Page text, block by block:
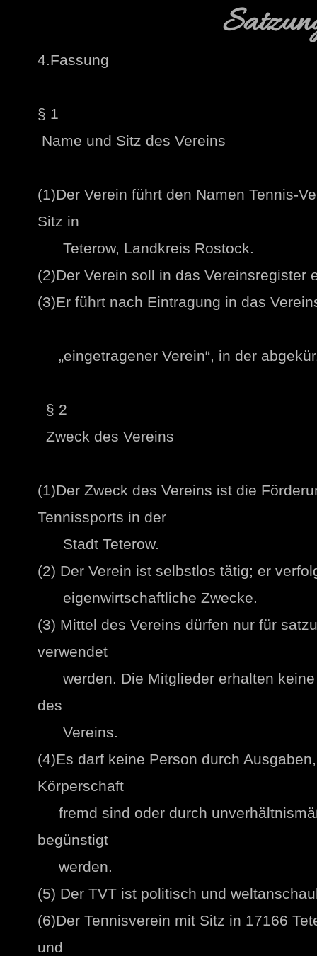
4.Fassung
§ 1
Name und Sitz des Vereins
(1)Der Verein führt den Namen Tennis-
Sitz in
Teterow, Landkreis Rostock.
(2)Der Verein soll in das Vereinsregister
(3)Er führt nach Eintragung in das
„eingetragener Verein“, in der
§ 2
Zweck des Vereins
(1)Der Zweck des Vereins ist die
Tennissports in der
Stadt Teterow.
(2) Der Verein ist selbstlos tätig; er
eigenwirtschaftliche Zwecke.
(3) Mittel des Vereins dürfen nur für
verwendet
werden. Die Mitglieder erhalten keine
des
Vereins.
(4)Es darf keine Person durch
Körperschaft
fremd sind oder durch
begünstigt
werden.
(5) Der TVT ist politisch und
(6)Der Tennisverein mit Sitz in 17166
und